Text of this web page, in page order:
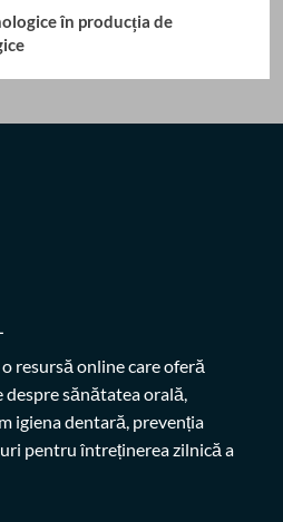
în producția de
resursă online care oferă
sănătatea orală,
igiena dentară, prevenția
pentru întreținerea zilnică a